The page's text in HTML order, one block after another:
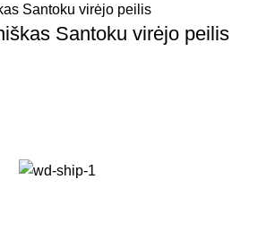
Santoku virėjo peilis